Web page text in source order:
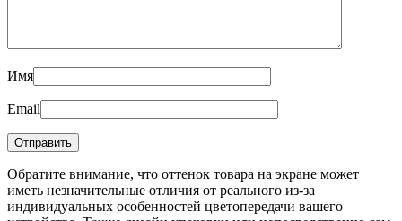
Имя
Email
Обратите внимание, что оттенок товара на экране может
иметь незначительные отличия от реального из-за
индивидуальных особенностей цветопередачи вашего